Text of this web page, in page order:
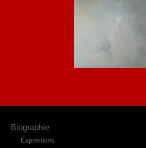
Biographie
Expositions